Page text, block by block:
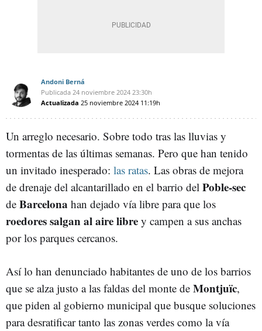
Andoni Berná
Publicada 24 noviembre 2024 23:30h
Actualizada 25 noviembre 2024 11:19h
Un arreglo necesario. Sobre todo tras las lluvias y
tormentas de las últimas semanas. Pero que han tenido
un invitado inesperado: las ratas. Las obras de mejora
de drenaje del alcantarillado en el barrio del Poble-sec
de Barcelona han dejado vía libre para que los
roedores salgan al aire libre y campen a sus anchas
por los parques cercanos.
Así lo han denunciado habitantes de uno de los barrios
que se alza justo a las faldas del monte de Montjuïc,
que piden al gobierno municipal que busque soluciones
para desratificar tanto las zonas verdes como la vía